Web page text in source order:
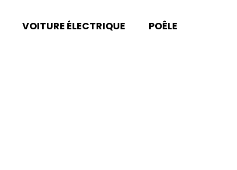
VOITURE ÉLECTRIQUE POÊLE